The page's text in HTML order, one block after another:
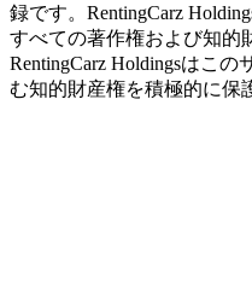
録です。RentingCarz
すべての著作権および知的
RentingCarz Holdingsはこ
む知的財産権を積極的に保